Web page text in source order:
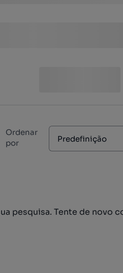
Ordenar
por
Predefinição
pesquisa. Tente de novo